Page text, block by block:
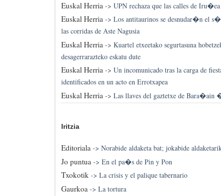
Euskal Herria-> UPN rechaza que las calles de
Euskal Herria-> Los antitaurinos se desnudar�n el
las corridas de Aste Nagusia
Euskal Herria-> Kuartel etxeetako segurtasuna
desagerrarazteko eskatu dute
Euskal Herria-> Un incomunicado tras la carga de
identificados en un acto en Errotxapea
Euskal Herria -> Las llaves del gaztetxe de
Iritzia
Editoriala-> Norabide aldaketa bat; jokabide
Jo puntua-> En el pa�s de Pin y Pon
Txokotik-> La crisis y el palique tabernario
Gaurkoa -> La tortura